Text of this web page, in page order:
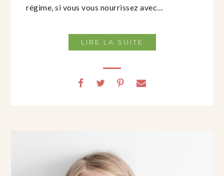
régime, si vous vous nourrissez avec…
LIRE LA SUITE